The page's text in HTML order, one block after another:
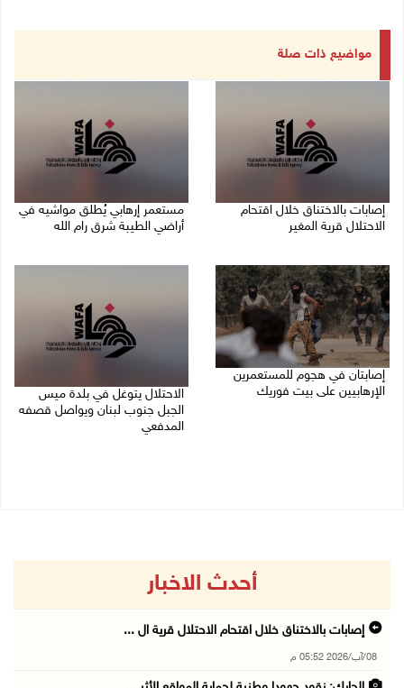
مواضيع ذات صلة
إصابات بالاختناق خلال اقتحام
الاحتلال قرية المغير
مستعمر إرهابي يُطلق مواشيه في
أراضي الطيبة شرق رام الله
إصابتان في هجوم للمستعمرين
الإرهابيين على بيت فوريك
الاحتلال يتوغل في بلدة ميس
الجبل جنوب لبنان ويواصل قصفه
المدفعي
أحدث الاخبار
إصابات بالاختناق خلال اقتحام الاحتلال قرية ال ...
08/آب/2026 05:52 م